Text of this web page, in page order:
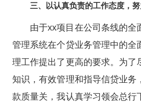
三、以认真负责的工作态度，
由于xx项目在公司条线的全
管理系统在个贷业务管理中的全
理工作提出了更高的要求。为了
知识，有效管理和指导信贷业务
款质量关，我认真学习领会总行